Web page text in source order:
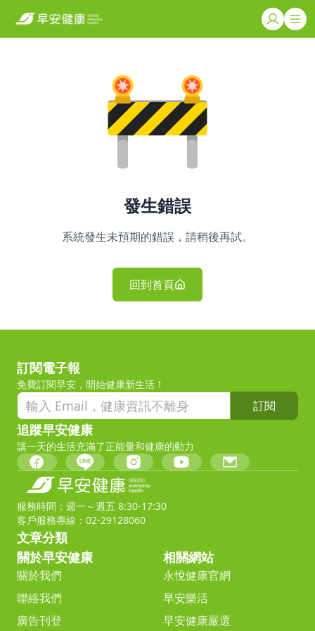
發生錯誤
系統發生未預期的錯誤，請稍後再試。
回到首頁
訂閱電子報
免費訂閱早安，開始健康新生活！
訂閱
追蹤早安健康
讓一天的生活充滿了正能量和健康的動力
服務時間：週一～週五 8:30-17:30
客戶服務專線：02-29128060
文章分類
關於早安健康
關於我們
聯絡我們
廣告刊登
相關網站
永悅健康官網
早安樂活
早安健康嚴選